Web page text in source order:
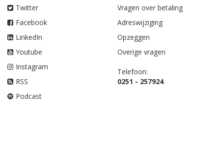
Twitter
Facebook
LinkedIn
Youtube
Instagram
RSS
Podcast
Vragen over betaling
Adreswijziging
Opzeggen
Overige vragen
Telefoon:
0251 - 257924